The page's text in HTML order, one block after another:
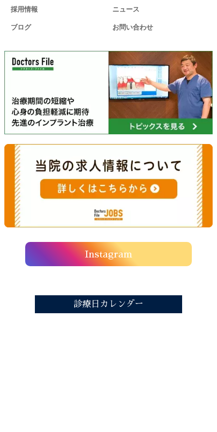
採用情報 ニュース
ブログ お問い合わせ
Instagram
診療日カレンダー